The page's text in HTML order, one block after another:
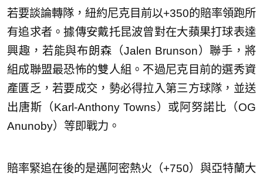
若要談論轉隊，紐約尼克目前以+350的賠率領跑所
有追求者。據傳安戴托昆波曾對在大蘋果打球表達
興趣，若能與布朗森（Jalen Brunson）聯手，將
組成聯盟最恐怖的雙人組。不過尼克目前的選秀資
產匱乏，若要成交，勢必得拉入第三方球隊，並送
出唐斯（Karl-Anthony Towns）或阿努諾比（OG
Anunoby）等即戰力。
賠率緊追在後的是邁阿密熱火（+750）與亞特蘭大